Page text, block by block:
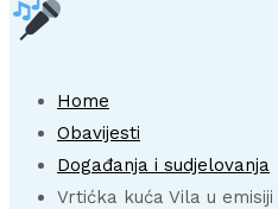
Home
Obavijesti
Događanja i sudjelovanja
Vrtićka kuća Vila u